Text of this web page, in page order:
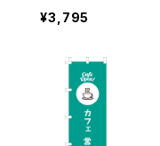
ンジ のぼり旗
¥3,795